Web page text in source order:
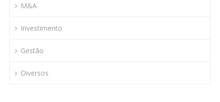
M&A
Investimento
Gestão
Diversos